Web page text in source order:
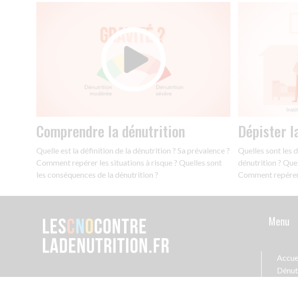
Comprendre la dénutrition
Quelle est la définition de la dénutrition ? Sa prévalence ?
Comment repérer les situations à risque ? Quelles sont
les conséquences de la dénutrition ?
Dépister
Quelles sont les
dénutrition ?
Comment
Menu